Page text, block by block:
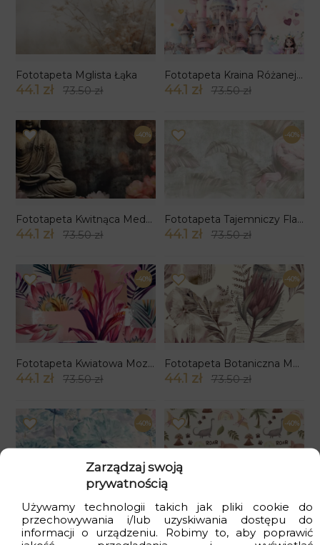
Zarządzaj swoją
prywatnością
Używamy technologii takich jak pliki cookie do
przechowywania i/lub uzyskiwania dostępu do
informacji o urządzeniu. Robimy to, aby poprawić
Fototapeta Mglista Łąka
44.1 zł 73.50 zł
Fototapeta Kraina Różanej Tęczy
44.1 zł 73.50 zł
-40%
Fototapeta Kwitnąca Medytacja
44.1 zł 73.50 zł
-40%
Fototapeta Tajemniczy Flaming
44.1 zł 73.50 zł
-40%
Fototapeta Kwiatowa Mozaika
44.1 zł 73.50 zł
-40%
Fototapeta Botaniczna Melodia
44.1 zł 73.50 zł
-40%
Fototapeta Szept Lotosu
44.1 zł 73.50 zł
-40%
Fototapeta Jurajski Teren
44.1 zł 73.50 zł